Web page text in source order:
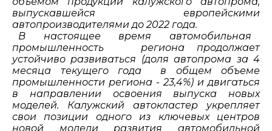
выпускавшейся европейскими
автопроизводителями до 2022 года.
В настоящее время автомобильная
промышленность региона продолжает
устойчиво развиваться (доля автопрома за 4
месяца текущего года в общем объеме
промышленности региона - 23,4%) и двигаться
в направлении освоения выпуска новых
моделей. Калужский автокластер укрепляет
свои позиции одного из ключевых центров
новой модели развития автомобильной